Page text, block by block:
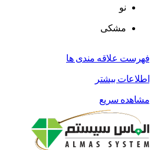
نو
مشکی
فهرست علاقه مندی ها
اطلاعات بیشتر
مشاهده سریع